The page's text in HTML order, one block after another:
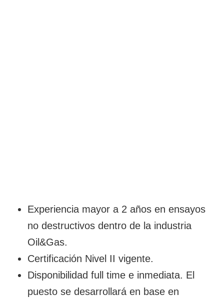
Experiencia mayor a 2 años en ensayos
no destructivos dentro de la industria
Oil&Gas.
Certificación Nivel II vigente.
Disponibilidad full time e inmediata. El
puesto se desarrollará en base en